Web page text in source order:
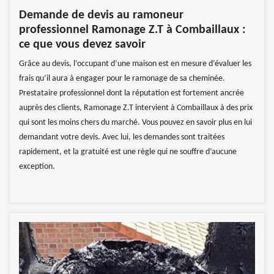
Demande de devis au ramoneur
professionnel Ramonage Z.T à Combaillaux :
ce que vous devez savoir
Grâce au devis, l’occupant d’une maison est en mesure d’évaluer les
frais qu’il aura à engager pour le ramonage de sa cheminée.
Prestataire professionnel dont la réputation est fortement ancrée
auprès des clients, Ramonage Z.T intervient à Combaillaux à des prix
qui sont les moins chers du marché. Vous pouvez en savoir plus en lui
demandant votre devis. Avec lui, les demandes sont traitées
rapidement, et la gratuité est une règle qui ne souffre d’aucune
exception.